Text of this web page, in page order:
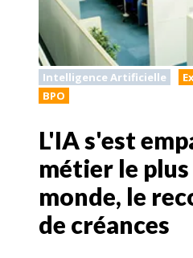
Intelligence Artificielle
BPO
L'IA s'est
métier le
monde, le
de créances